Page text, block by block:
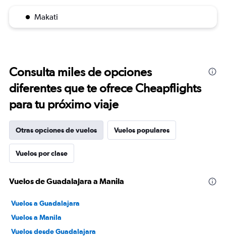
Makati
Consulta miles de opciones
diferentes que te ofrece Cheapflights
para tu próximo viaje
Otras opciones de vuelos Vuelos populares
Vuelos por clase
Vuelos de Guadalajara a Manila
Vuelos a Guadalajara
Vuelos a Manila
Vuelos desde Guadalajara